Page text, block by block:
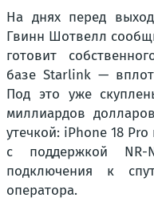
На днях перед
Гвинн Шотвелл
готовит
базе Starlink —
Под это уже
миллиардов
утечкой: iPhone 18
с поддержкой NR-
подключения к
оператора.